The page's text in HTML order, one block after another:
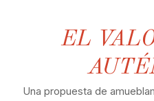
EL
Una propuesta de